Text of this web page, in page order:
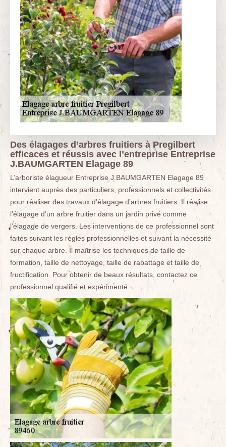
Des élagages d’arbres fruitiers à Pregilbert
efficaces et réussis avec l’entreprise Entreprise
J.BAUMGARTEN Elagage 89
L’arboriste élagueur Entreprise J.BAUMGARTEN Elagage 89
intervient auprès des particuliers, professionnels et collectivités
pour réaliser des travaux d’élagage d’arbres fruitiers. Il réalise
l’élagage d’un arbre fruitier dans un jardin privé comme
l’élagage de vergers. Les interventions de ce professionnel sont
faites suivant les règles professionnelles et suivant la nécessité
sur chaque arbre. Il maîtrise les techniques de taille de
formation, taille de nettoyage, taille de rabattage et taille de
fructification. Pour obtenir de beaux résultats, contactez ce
professionnel qualifié et expérimenté.